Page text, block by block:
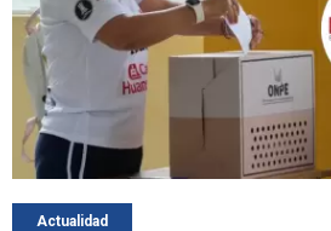
Actualidad